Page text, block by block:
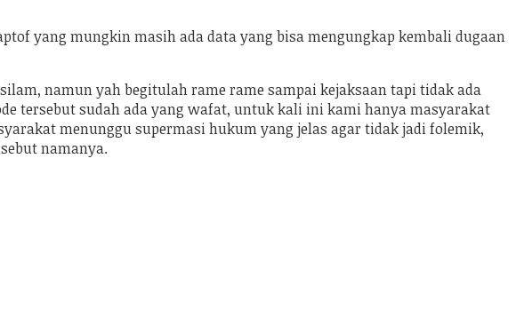
yang mungkin masih ada data yang bisa mengungkap kembali dugaan
namun yah begitulah rame rame sampai kejaksaan tapi tidak ada
tersebut sudah ada yang wafat, untuk kali ini kami hanya masyarakat
menunggu supermasi hukum yang jelas agar tidak jadi folemik,
namanya.